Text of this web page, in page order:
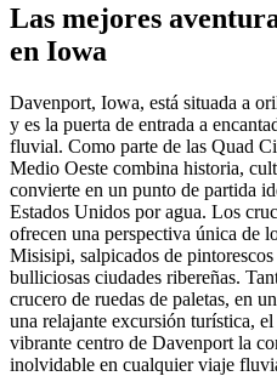
Las mejores
en Iowa
Davenport, Iowa, está situada a
y es la puerta de entrada a
fluvial. Como parte de las Quad
Medio Oeste combina historia,
convierte en un punto de partida
Estados Unidos por agua. Los
ofrecen una perspectiva única de
Misisipi, salpicados de
bulliciosas ciudades ribereñas.
crucero de ruedas de paletas, en
una relajante excursión turística,
vibrante centro de Davenport la
inolvidable en cualquier viaje